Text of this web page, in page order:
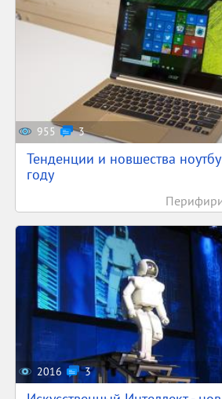
955 3
Тенденции и новшества
году
2016 3